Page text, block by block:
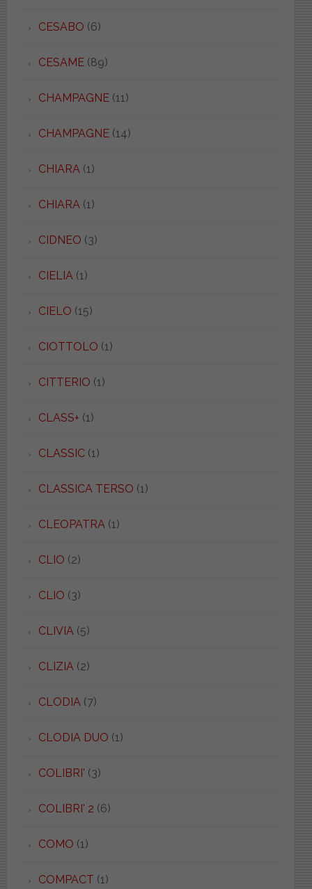
CESABO (6)
CESAME(89)
CHAMPAGNE(11)
CHAMPAGNE(14)
CHIARA(1)
CHIARA(1)
CIDNEO (3)
CIELIA(1)
CIELO (15)
CIOTTOLO (1)
CITTERIO (1)
CLASS+ (1)
CLASSIC(1)
CLASSICA TERSO (1)
CLEOPATRA(1)
CLIO (2)
CLIO (3)
CLIVIA(5)
CLIZIA(2)
CLODIA(7)
CLODIA DUO (1)
COLIBRI' (3)
COLIBRI' 2 (6)
COMO (1)
COMPACT (1)